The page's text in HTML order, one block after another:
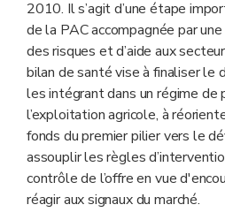
2010. Il s’agit d’une étape
de la PAC accompagnée par
des risques et d’aide aux
bilan de santé vise à finaliser le
les intégrant dans un régime de
l’exploitation agricole, à
fonds du premier pilier vers le
assouplir les règles
contrôle de l’offre en vue
réagir aux signaux du marché.